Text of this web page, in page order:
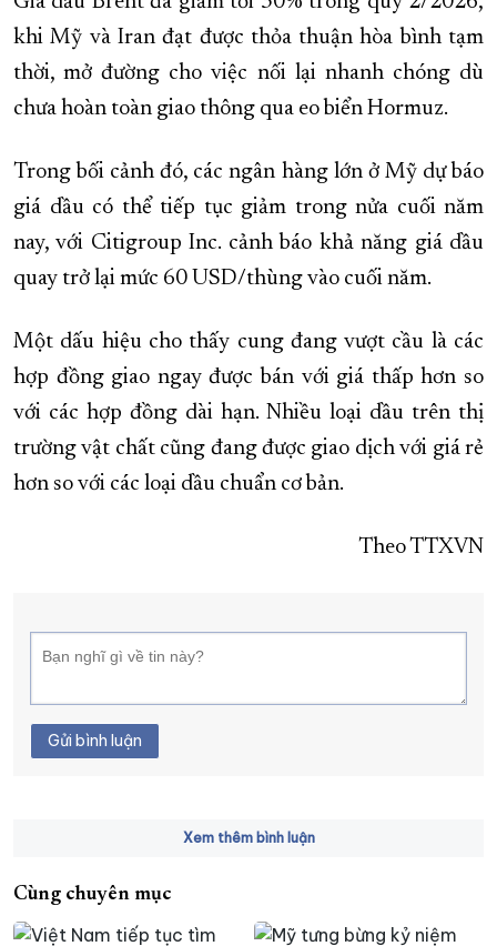
khi Mỹ và Iran đạt được thỏa thuận hòa bình tạm
thời, mở đường cho việc nối lại nhanh chóng dù
chưa hoàn toàn giao thông qua eo biển Hormuz.
Trong bối cảnh đó, các ngân hàng lớn ở Mỹ dự báo
giá dầu có thể tiếp tục giảm trong nửa cuối năm
nay, với Citigroup Inc. cảnh báo khả năng giá dầu
quay trở lại mức 60 USD/thùng vào cuối năm.
Một dấu hiệu cho thấy cung đang vượt cầu là các
hợp đồng giao ngay được bán với giá thấp hơn so
với các hợp đồng dài hạn. Nhiều loại dầu trên thị
trường vật chất cũng đang được giao dịch với giá rẻ
hơn so với các loại dầu chuẩn cơ bản.
Theo TTXVN
Gửi bình luận
Xem thêm bình luận
Cùng chuyên mục